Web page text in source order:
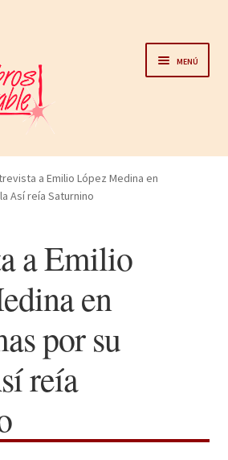
Menú
a Emilio López Medina en
Así reía Saturnino
a Emilio
en
por su
reía